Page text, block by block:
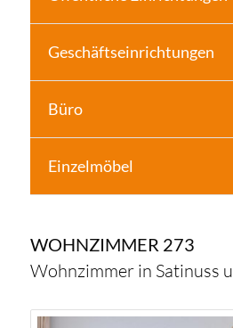
Geschäftseinrichtungen
Büro
Einzelmöbel
WOHNZIMMER 273
Wohnzimmer in Satinuss